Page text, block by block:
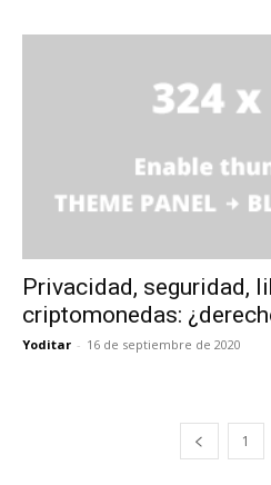
Privacidad, seguridad,
criptomonedas:
Yoditar - 16 de septiembre de 2020
1